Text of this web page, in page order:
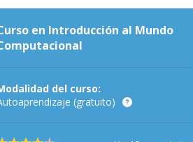
en Introducción al Mundo
del curso:
(gratuito)